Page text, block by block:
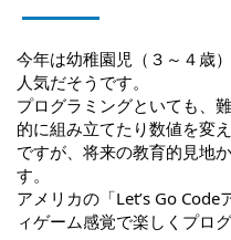
今年は幼稚園児（３～４歳
人気だそうです。
プログラミングといても、
的に組み立てたり数値を変
ですが、将来の教育的見地
す。
アメリカの「Let’s Go
ィゲーム感覚で楽しくプロ